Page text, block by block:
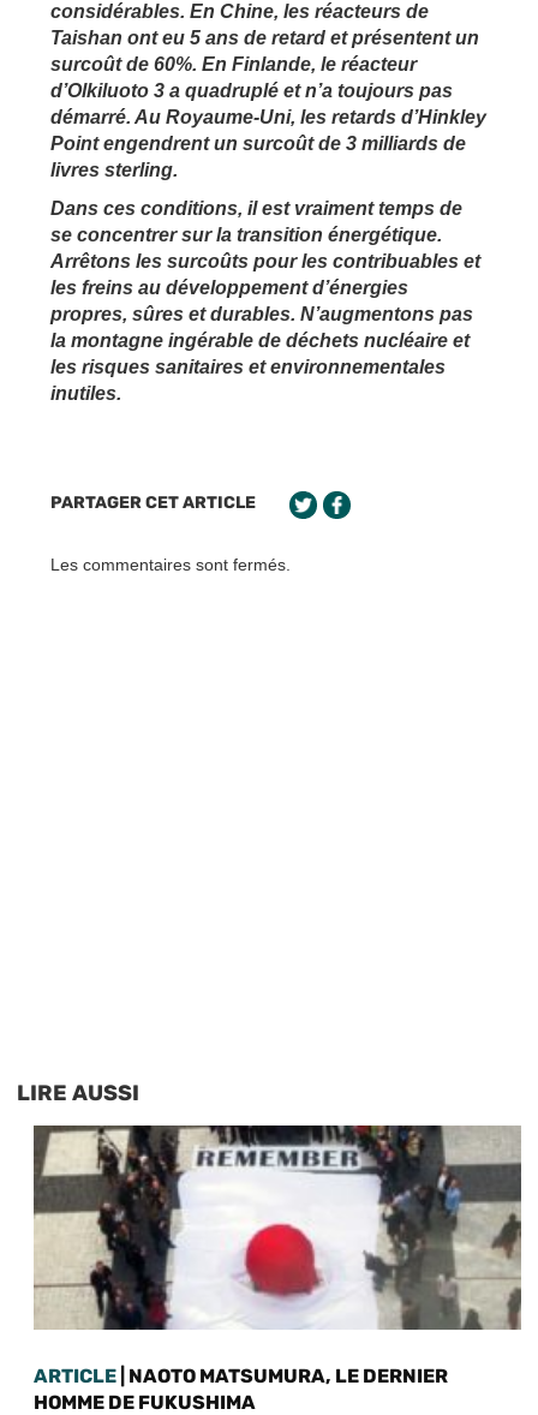
considérables. En Chine, les réacteurs de
Taishan ont eu 5 ans de retard et présentent un
surcoût de 60%. En Finlande, le réacteur
d’Olkiluoto 3 a quadruplé et n’a toujours pas
démarré. Au Royaume-Uni, les retards d’Hinkley
Point engendrent un surcoût de 3 milliards de
livres sterling.
Dans ces conditions, il est vraiment temps de
se concentrer sur la transition énergétique.
Arrêtons les surcoûts pour les contribuables et
les freins au développement d’énergies
propres, sûres et durables. N’augmentons pas
la montagne ingérable de déchets nucléaire et
les risques sanitaires et environnementales
inutiles.
PARTAGER CET ARTICLE
Les commentaires sont fermés.
LIRE AUSSI
ARTICLE | NAOTO MATSUMURA, LE DERNIER
HOMME DE FUKUSHIMA